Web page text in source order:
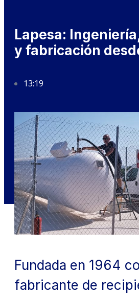
Lapesa:
y fabricación
13:19
Fundada en 1964
fabricante de